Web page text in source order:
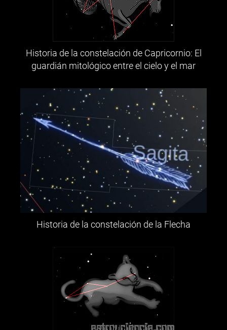
Historia de la constelación de Capricornio: El
guardián mitológico entre el cielo y el mar
Historia de la constelación de la Flecha